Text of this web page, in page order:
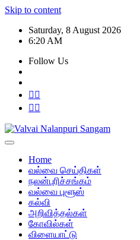
Skip to content
Saturday, 8 August 2026
6:20 AM
Follow Us
Home
வல்வை செய்திகள்
நலன்புரிச்சங்கம்
வல்வை புளூஸ்
கல்வி
அறிவித்தல்கள்
கோவில்கள்
விளையாட்டு